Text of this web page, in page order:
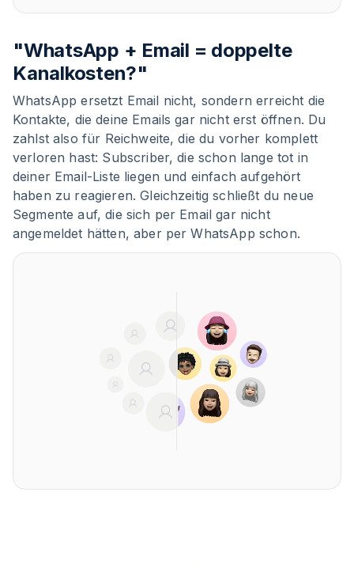
"WhatsApp + Email = doppelte
Kanalkosten?"
WhatsApp ersetzt Email nicht, sondern erreicht die
Kontakte, die deine Emails gar nicht erst öffnen. Du
zahlst also für Reichweite, die du vorher komplett
verloren hast: Subscriber, die schon lange tot in
deiner Email-Liste liegen und einfach aufgehört
haben zu reagieren. Gleichzeitig schließt du neue
Segmente auf, die sich per Email gar nicht
angemeldet hätten, aber per WhatsApp schon.